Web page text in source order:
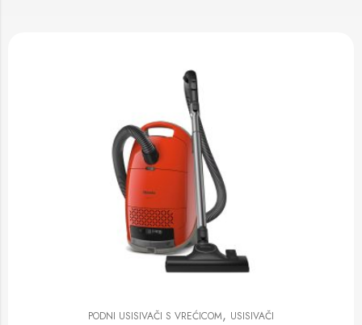
PODNI USISIVAČI S VREĆICOM, USISIVAČI